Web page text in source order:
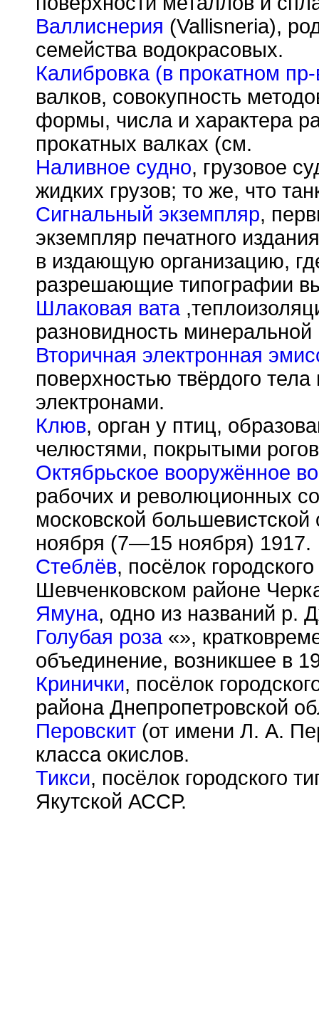
Валлиснерия (Vallisneria),
семейства водокрасовых.
Калибровка (в прокатном
валков, совокупность
формы, числа и характера
прокатных валках (см.
Наливное судно, грузовое
жидких грузов; то же, что
Сигнальный экземпляр,
экземпляр печатного
в издающую организацию,
разрешающие типографии
Шлаковая вата
разновидность минеральной
Вторичная электронная
поверхностью твёрдого
электронами.
Клюв, орган у птиц,
челюстями, покрытыми
Октябрьское вооружённое
рабочих и революционных
московской
ноября (7—15 ноября) 1917.
Стеблёв, посёлок
Шевченковском районе
Ямуна, одно из названий р.
Голубая роза«»,
объединение, возникшее в
Кринички, посёлок
района Днепропетровской
Перовскит (от имени Л. А.
класса окислов.
Тикси, посёлок городского
Якутской АССР.